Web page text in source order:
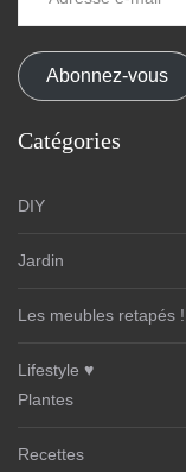
Abonnez-vous
Catégories
DIY
Jardin
Les meubles retapés !
Lifestyle ♥
Plantes
Recettes